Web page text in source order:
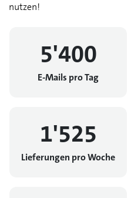
nutzen!
5'400
E-Mails pro Tag
1'525
Lieferungen pro Woche